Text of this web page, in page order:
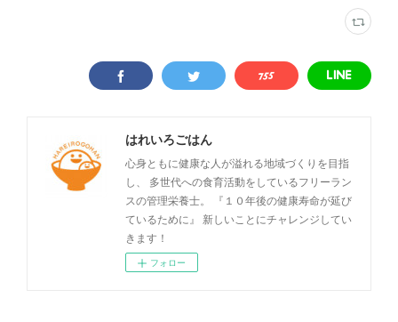
はれいろごはん
心身ともに健康な人が溢れる地域づくりを目指
し、 多世代への食育活動をしているフリーラン
スの管理栄養士。 『１０年後の健康寿命が延び
ているために』 新しいことにチャレンジしてい
きます！
フォロー